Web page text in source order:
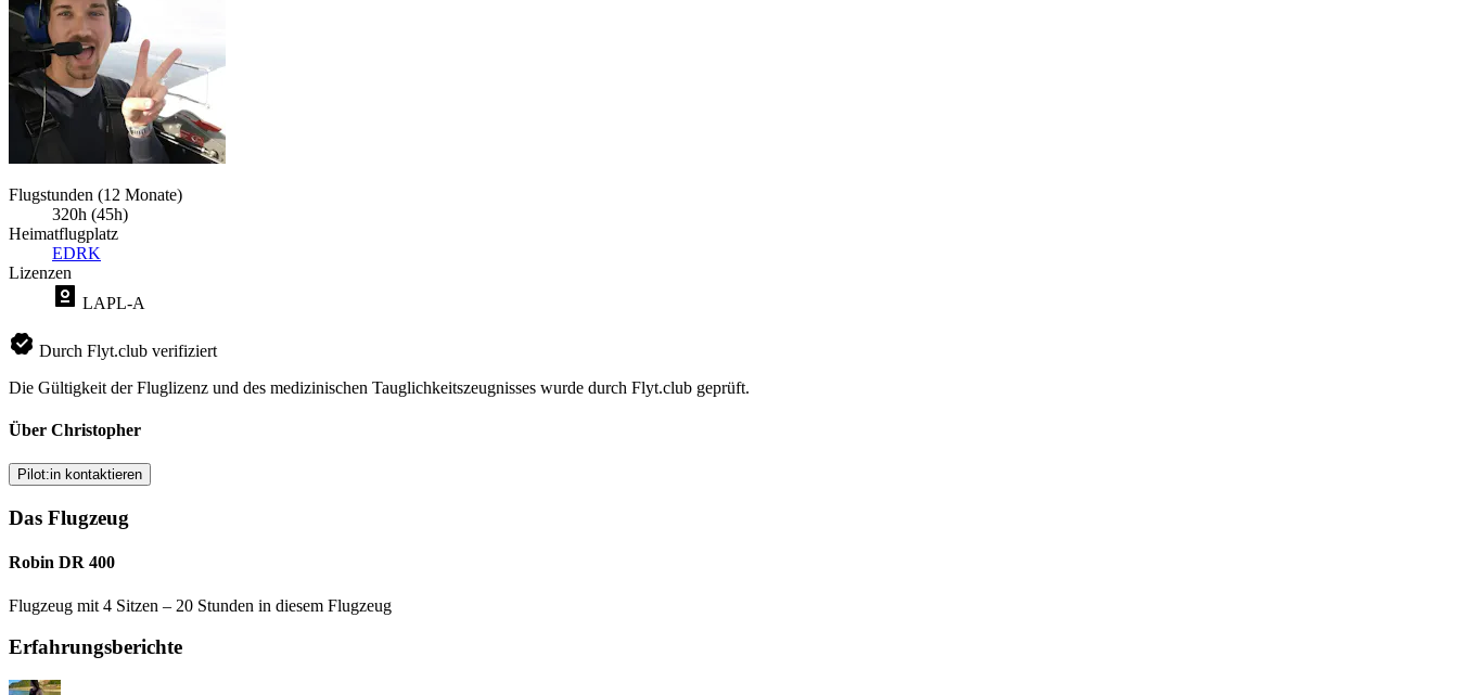
Flugstunden (12 Monate)
320h (45h)
Heimatflugplatz
EDRK
Lizenzen
LAPL-A
Durch Flyt.club verifiziert
Die Gültigkeit der Fluglizenz und des medizinischen Tauglichkeitszeugnisses wurde durch Flyt.club geprüft.
Über Christopher
Pilot:in kontaktieren
Das Flugzeug
Robin DR 400
Flugzeug mit 4 Sitzen – 20 Stunden in diesem Flugzeug
Erfahrungsberichte